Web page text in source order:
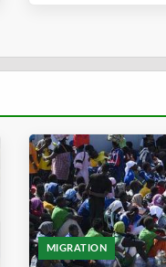
MIGRATION